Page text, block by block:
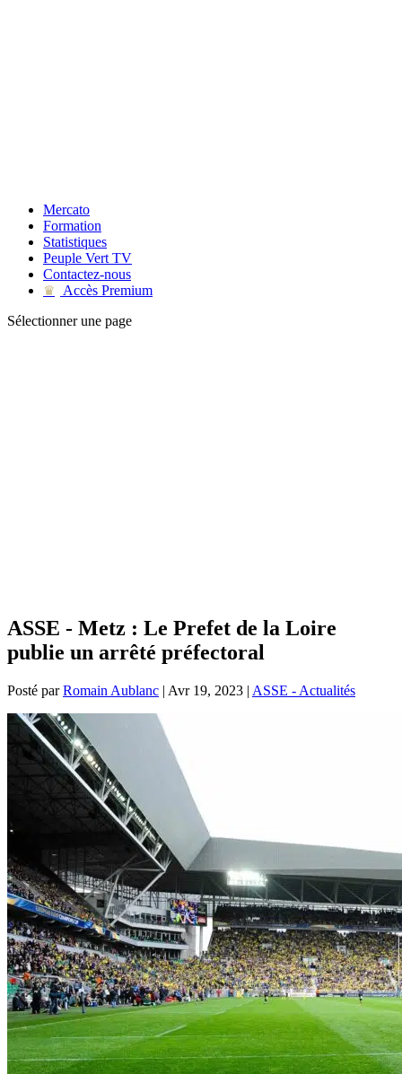
Mercato
Formation
Statistiques
Peuple Vert TV
Contactez-nous
♛
Accès Premium
Sélectionner une page
ASSE - Metz : Le Prefet de la Loire
publie un arrêté préfectoral
Posté parRomain Aublanc | Avr 19, 2023 | ASSE - Actualités